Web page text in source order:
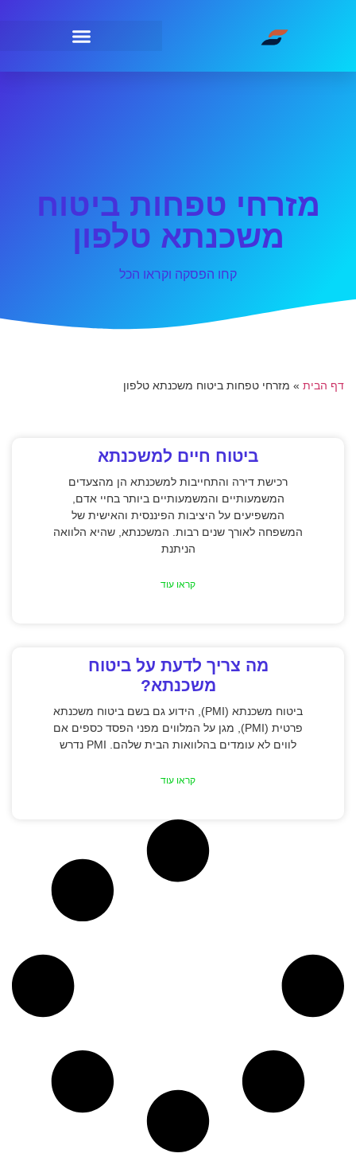
מזרחי טפחות ביטוח
משכנתא טלפון
קחו הפסקה וקראו הכל
דף הבית » מזרחי טפחות ביטוח משכנתא טלפון
ביטוח חיים למשכנתא
רכישת דירה והתחייבות למשכנתא הן מהצעדים
המשמעותיים והמשמעותיים ביותר בחיי אדם,
המשפיעים על היציבות הפיננסית והאישית של
המשפחה לאורך שנים רבות. המשכנתא, שהיא הלוואה
הניתנת
קראו עוד
מה צריך לדעת על ביטוח
משכנתא?
ביטוח משכנתא (PMI), הידוע גם בשם ביטוח משכנתא
פרטית (PMI), מגן על המלווים מפני הפסד כספים אם
לווים לא עומדים בהלוואות הבית שלהם. PMI נדרש
קראו עוד